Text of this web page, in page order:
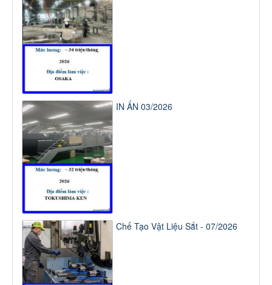
IN ẤN 03/2026
Chế Tạo Vật Liệu Sắt - 07/2026